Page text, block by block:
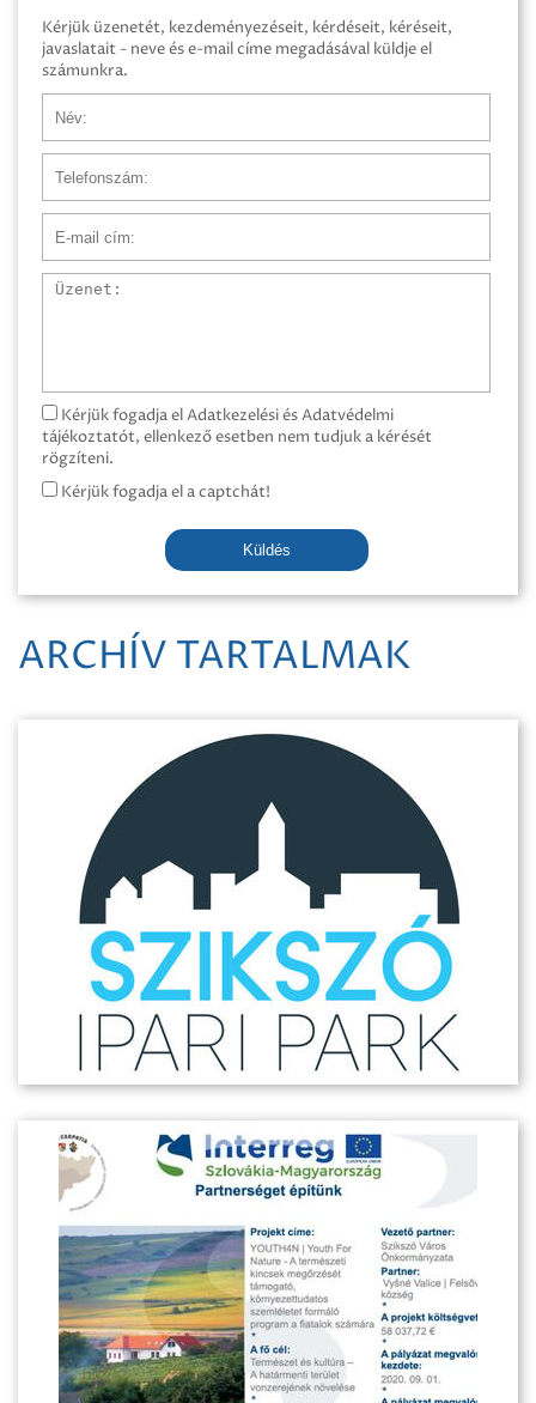
Kérjük üzenetét, kezdeményezéseit, kérdéseit, kéréseit,
javaslatait - neve és e-mail címe megadásával küldje el
számunkra.
Üzenet
Kérjük fogadja el Adatkezelési és Adatvédelmi
tájékoztatót, ellenkező esetben nem tudjuk a kérését
rögzíteni.
Kérjük fogadja el a captchát!
Küldés
ARCHÍV TARTALMAK